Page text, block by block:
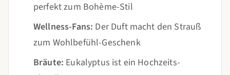
perfekt zum Bohème-Stil
Wellness-Fans: Der Duft macht den Strauß
zum Wohlbefühl-Geschenk
Bräute: Eukalyptus ist ein Hochzeits-